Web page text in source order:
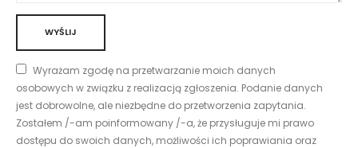
Wyrażam zgodę na przetwarzanie moich danych
osobowych w związku z realizacją zgłoszenia. Podanie danych
jest dobrowolne, ale niezbędne do przetworzenia zapytania.
Zostałem /-am poinformowany /-a, że przysługuje mi prawo
dostępu do swoich danych, możliwości ich poprawiania oraz